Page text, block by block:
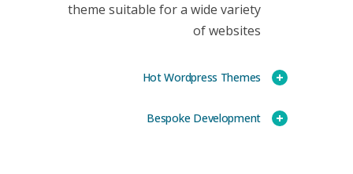
theme suitable for a wide variety
of websites
Hot Wordpress Themes
Bespoke Development